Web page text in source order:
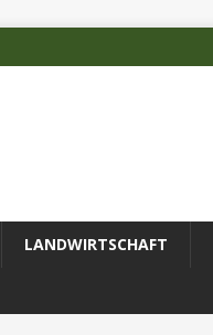
LANDWIRTSCHAFT